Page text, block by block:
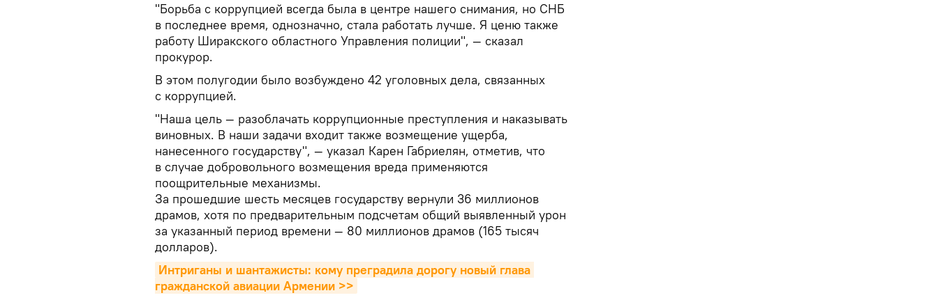
"Борьба с коррупцией всегда была в центре нашего снимания, но СНБ
в последнее время, однозначно, стала работать лучше. Я ценю также
работу Ширакского областного Управления полиции", — сказал
прокурор.
В этом полугодии было возбуждено 42 уголовных дела, связанных
с коррупцией.
"Наша цель — разоблачать коррупционные преступления и наказывать
виновных. В наши задачи входит также возмещение ущерба,
нанесенного государству", — указал Карен Габриелян, отметив, что
в случае добровольного возмещения вреда применяются
поощрительные механизмы.
За прошедшие шесть месяцев государству вернули 36 миллионов
драмов, хотя по предварительным подсчетам общий выявленный урон
за указанный период времени — 80 миллионов драмов (165 тысяч
долларов).
Интриганы и шантажисты: кому преградила дорогу новый глава
гражданской авиации Армении >>